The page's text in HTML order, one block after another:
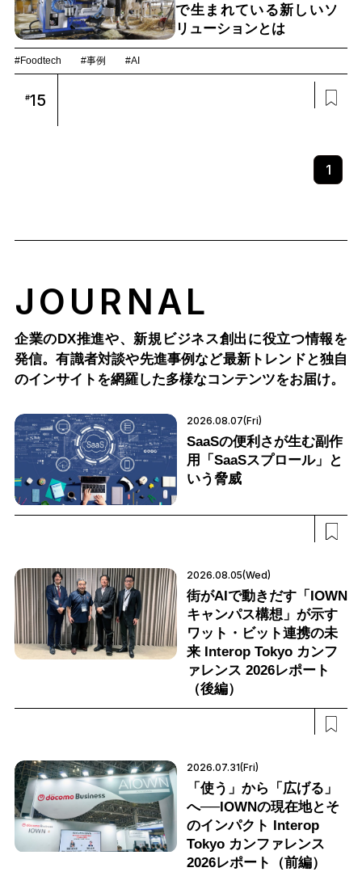
で生まれている新しいソ
リューションとは
#Foodtech #事例 #AI
#15
1
JOURNAL
企業のDX推進や、新規ビジネス創出に役立つ情報を
発信。有識者対談や先進事例など最新トレンドと独自
のインサイトを網羅した多様なコンテンツをお届け。
2026.08.07(Fri)
SaaSの便利さが生む副作
用「SaaSスプロール」と
いう脅威
2026.08.05(Wed)
街がAIで動きだす「IOWN
キャンパス構想」が示す
ワット・ビット連携の未
来 Interop Tokyo カンフ
ァレンス 2026レポート
（後編）
2026.07.31(Fri)
「使う」から「広げる」
へ──IOWNの現在地とそ
のインパクト Interop
Tokyo カンファレンス
2026レポート（前編）